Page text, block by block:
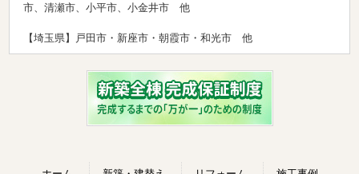
市、清瀬市、小平市、小金井市 他
【埼玉県】戸田市・新座市・朝霞市・和光市 他